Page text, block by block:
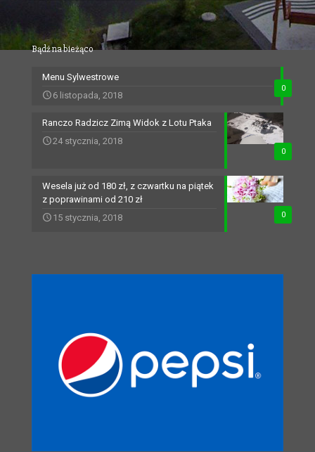
Bądź na bieżąco
0
Menu Sylwestrowe
6 listopada, 2018
0
Ranczo Radzicz Zimą Widok z Lotu Ptaka
24 stycznia, 2018
0
Wesela już od 180 zł, z czwartku na piątek
z poprawinami od 210 zł
15 stycznia, 2018